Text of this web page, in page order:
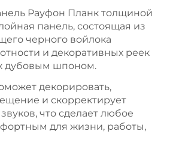
Рауфон Планк толщиной
панель, состоящая из
черного войлока
и декоративных реек
дубовым шпоном.
декорировать,
и скорректирует
что сделает любое
для жизни, работы,